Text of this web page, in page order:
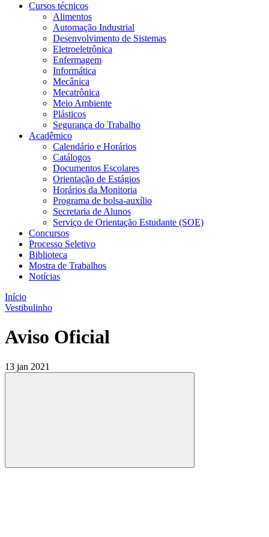
Cursos técnicos
Alimentos
Automação Industrial
Desenvolvimento de Sistemas
Eletroeletrônica
Enfermagem
Informática
Mecânica
Mecatrônica
Meio Ambiente
Plásticos
Segurança do Trabalho
Acadêmico
Calendário e Horários
Catálogos
Documentos Escolares
Orientação de Estágios
Horários da Monitoria
Programa de bolsa-auxílio
Secretaria de Alunos
Serviço de Orientação Estudante (SOE)
Concursos
Processo Seletivo
Biblioteca
Mostra de Trabalhos
Notícias
Início
Vestibulinho
Aviso Oficial
13 jan 2021
Compartilhar